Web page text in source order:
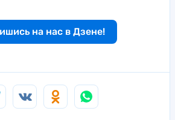
на нас в Дзене!